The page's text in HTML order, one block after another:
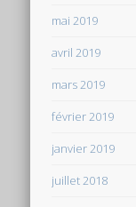
mai 2019
avril 2019
mars 2019
février 2019
janvier 2019
juillet 2018